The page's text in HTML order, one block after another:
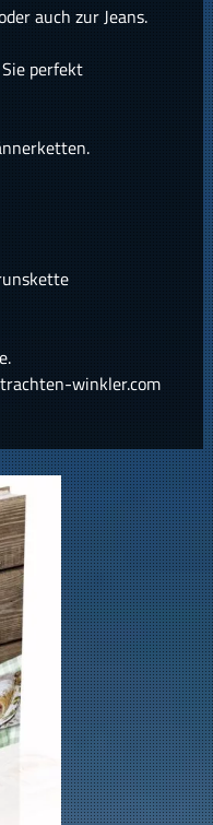
auch zur Jeans.
perfekt
winkler.com